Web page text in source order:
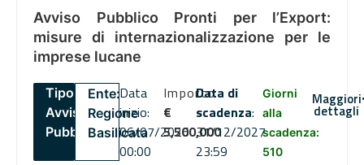
Avviso Pubblico Pronti per l’Export:
misure di internazionalizzazione per le
imprese lucane
Tipo:
Avviso
Pubblico
Ente:
Regione
Basilicata
Data
inizio:
06/07/2026
00:00
Importo
€
5,500,000
Data di
scadenza:
31/12/2027
23:59
Giorni
alla
scadenza:
510
Maggiori
dettagli